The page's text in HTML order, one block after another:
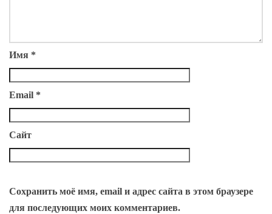
Имя *
Email *
Сайт
Сохранить моё имя, email и адрес сайта в этом браузере
для последующих моих комментариев.